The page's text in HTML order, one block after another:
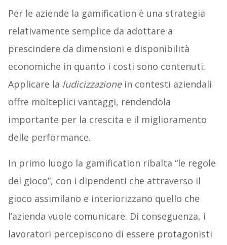
Per le aziende la gamification è una strategia
relativamente semplice da adottare a
prescindere da dimensioni e disponibilità
economiche in quanto i costi sono contenuti.
Applicare la ludicizzazionein contesti aziendali
offre molteplici vantaggi, rendendola
importante per la crescita e il miglioramento
delle performance.
In primo luogo la gamification ribalta “le regole
del gioco”, con i dipendenti che attraverso il
gioco assimilano e interiorizzano quello che
l’azienda vuole comunicare. Di conseguenza, i
lavoratori percepiscono di essere protagonisti